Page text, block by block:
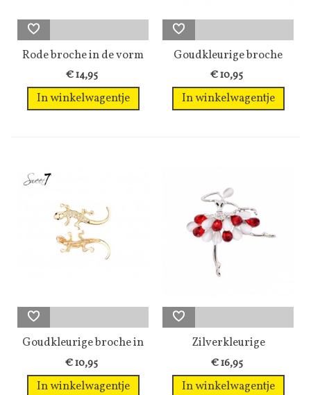
Rode broche in de vorm
van een roos
€ 14,95
In winkelwagentje
Goudkleurige broche
met heldere...
€ 10,95
In winkelwagentje
Goudkleurige broche in
de vorm...
€ 10,95
In winkelwagentje
Zilverkleurige
pinbroche met...
€ 16,95
In winkelwagentje